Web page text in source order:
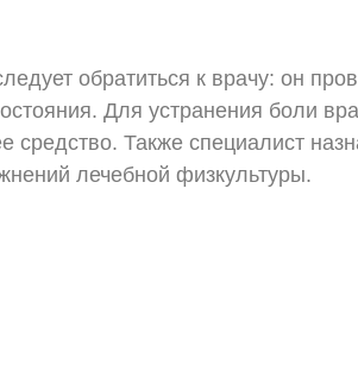
обратиться к врачу: он
Для устранения боли
средство. Также специалист
лечебной физкультуры.